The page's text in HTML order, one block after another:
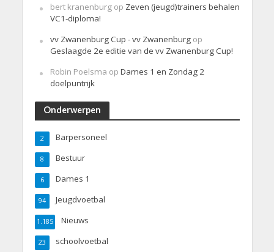
bert kranenburgop Zeven (jeugd)trainers behalen
VC1-diploma!
vv Zwanenburg Cup - vv Zwanenburgop
Geslaagde 2e editie van de vv Zwanenburg Cup!
Robin Poelsma op Dames 1 en Zondag 2
doelpuntrijk
Onderwerpen
Barpersoneel
2
Bestuur
8
Dames 1
6
Jeugdvoetbal
94
Nieuws
1.185
schoolvoetbal
23